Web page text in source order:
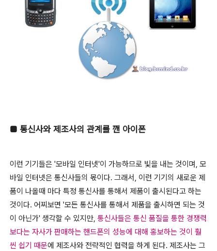
■ 통신사와 제조사의 관계를 깬 아이폰
이런 기기들은 '모바일 인터넷'이 가능하므로 빛을 내는 것이며, 모
바일 인터넷은 통신사들의 몫이다. 그래서, 이런 기기의 새로운 제
품이 나올때 마다 특정 통신사를 통해서 제품이 출시된다고 하는
것이다. 어찌보면 '모든 통신사를 통해서 제품을 출시하면 되는 것
이 아닌가' 생각할 수 있지만, 통신사들은 통신 품질을 통한 경쟁력
보다는 자사가 판매하는 핸드폰의 성능에 대해 홍보하는 것이 훨
씬 쉽기 때문에 제조사와 전략적인 협력을 하게 된다. 제조사는 그